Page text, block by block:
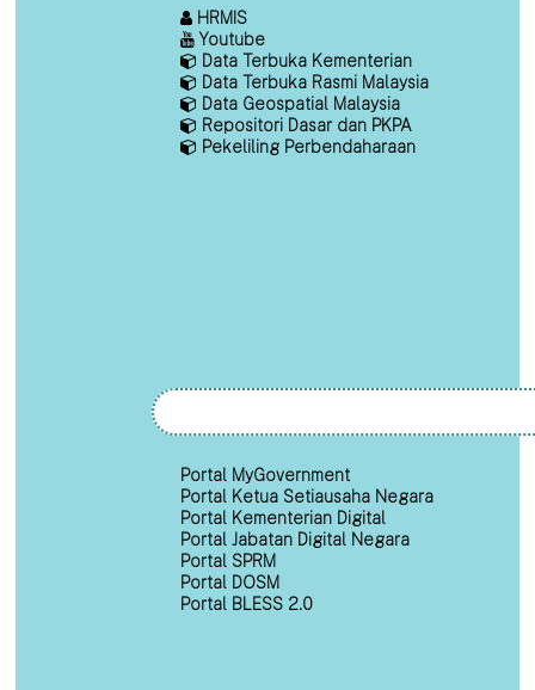
HRMIS
Youtube
Data Terbuka Kementerian
Data Terbuka Rasmi Malaysia
Data Geospatial Malaysia
Repositori Dasar dan PKPA
Pekeliling Perbendaharaan
Portal MyGovernment
Portal Ketua Setiausaha Negara
Portal Kementerian Digital
Portal Jabatan Digital Negara
Portal SPRM
Portal DOSM
Portal BLESS 2.0